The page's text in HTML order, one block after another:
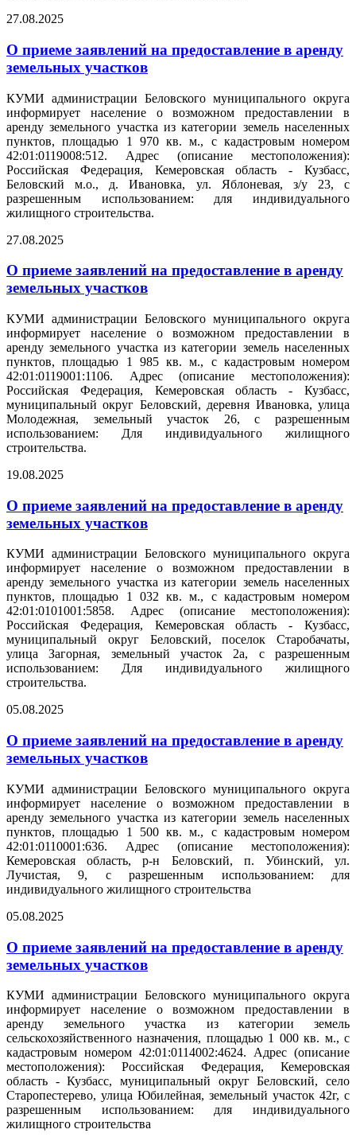
27.08.2025
О приеме заявлений на предоставление в аренду
земельных участков
КУМИ администрации Беловского муниципального округа
информирует население о возможном предоставлении в
аренду земельного участка из категории земель населенных
пунктов, площадью 1 970 кв. м., с кадастровым номером
42:01:0119008:512. Адрес (описание местоположения):
Российская Федерация, Кемеровская область - Кузбасс,
Беловский м.о., д. Ивановка, ул. Яблоневая, з/у 23, с
разрешенным использованием: для индивидуального
жилищного строительства.
27.08.2025
О приеме заявлений на предоставление в аренду
земельных участков
КУМИ администрации Беловского муниципального округа
информирует население о возможном предоставлении в
аренду земельного участка из категории земель населенных
пунктов, площадью 1 985 кв. м., с кадастровым номером
42:01:0119001:1106. Адрес (описание местоположения):
Российская Федерация, Кемеровская область - Кузбасс,
муниципальный округ Беловский, деревня Ивановка, улица
Молодежная, земельный участок 26, с разрешенным
использованием: Для индивидуального жилищного
строительства.
19.08.2025
О приеме заявлений на предоставление в аренду
земельных участков
КУМИ администрации Беловского муниципального округа
информирует население о возможном предоставлении в
аренду земельного участка из категории земель населенных
пунктов, площадью 1 032 кв. м., с кадастровым номером
42:01:0101001:5858. Адрес (описание местоположения):
Российская Федерация, Кемеровская область - Кузбасс,
муниципальный округ Беловский, поселок Старобачаты,
улица Загорная, земельный участок 2а, с разрешенным
использованием: Для индивидуального жилищного
строительства.
05.08.2025
О приеме заявлений на предоставление в аренду
земельных участков
КУМИ администрации Беловского муниципального округа
информирует население о возможном предоставлении в
аренду земельного участка из категории земель населенных
пунктов, площадью 1 500 кв. м., с кадастровым номером
42:01:0110001:636. Адрес (описание местоположения):
Кемеровская область, р-н Беловский, п. Убинский, ул.
Лучистая, 9, с разрешенным использованием: для
индивидуального жилищного строительства
05.08.2025
О приеме заявлений на предоставление в аренду
земельных участков
КУМИ администрации Беловского муниципального округа
информирует население о возможном предоставлении в
аренду земельного участка из категории земель
сельскохозяйственного назначения, площадью 1 000 кв. м., с
кадастровым номером 42:01:0114002:4624. Адрес (описание
местоположения): Российская Федерация, Кемеровская
область - Кузбасс, муниципальный округ Беловский, село
Старопестерево, улица Юбилейная, земельный участок 42г, с
разрешенным использованием: для индивидуального
жилищного строительства